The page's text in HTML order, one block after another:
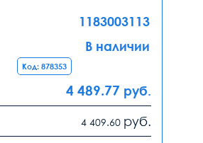
1183003113
В наличии
Код: 878353
4 489.77 руб.
4 409.60 руб.